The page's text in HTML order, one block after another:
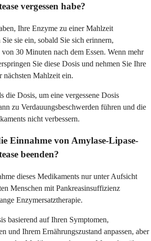
vergessen habe?
Ihre Enzyme zu einer Mahlzeit
sie ein, sobald Sie sich erinnern,
30 Minuten nach dem Essen. Wenn mehr
Sie diese Dosis und nehmen Sie Ihre
nächsten Mahlzeit ein.
die Dosis, um eine vergessene Dosis
zu Verdauungsbeschwerden führen und die
nicht verbessern.
Einnahme von Amylase-Lipase-
beenden?
dieses Medikaments nur unter Aufsicht
Menschen mit Pankreasinsuffizienz
Enzymersatztherapie.
basierend auf Ihren Symptomen,
und Ihrem Ernährungszustand anpassen, aber